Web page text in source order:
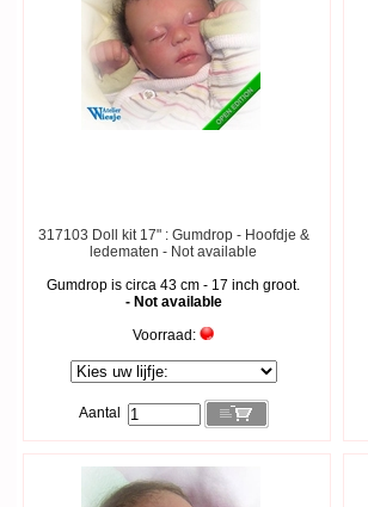
317103 Doll kit 17" : Gumdrop - Hoofdje &
ledematen - Not available
Gumdrop is circa 43 cm - 17 inch groot.
- Not available
Voorraad:
Aantal